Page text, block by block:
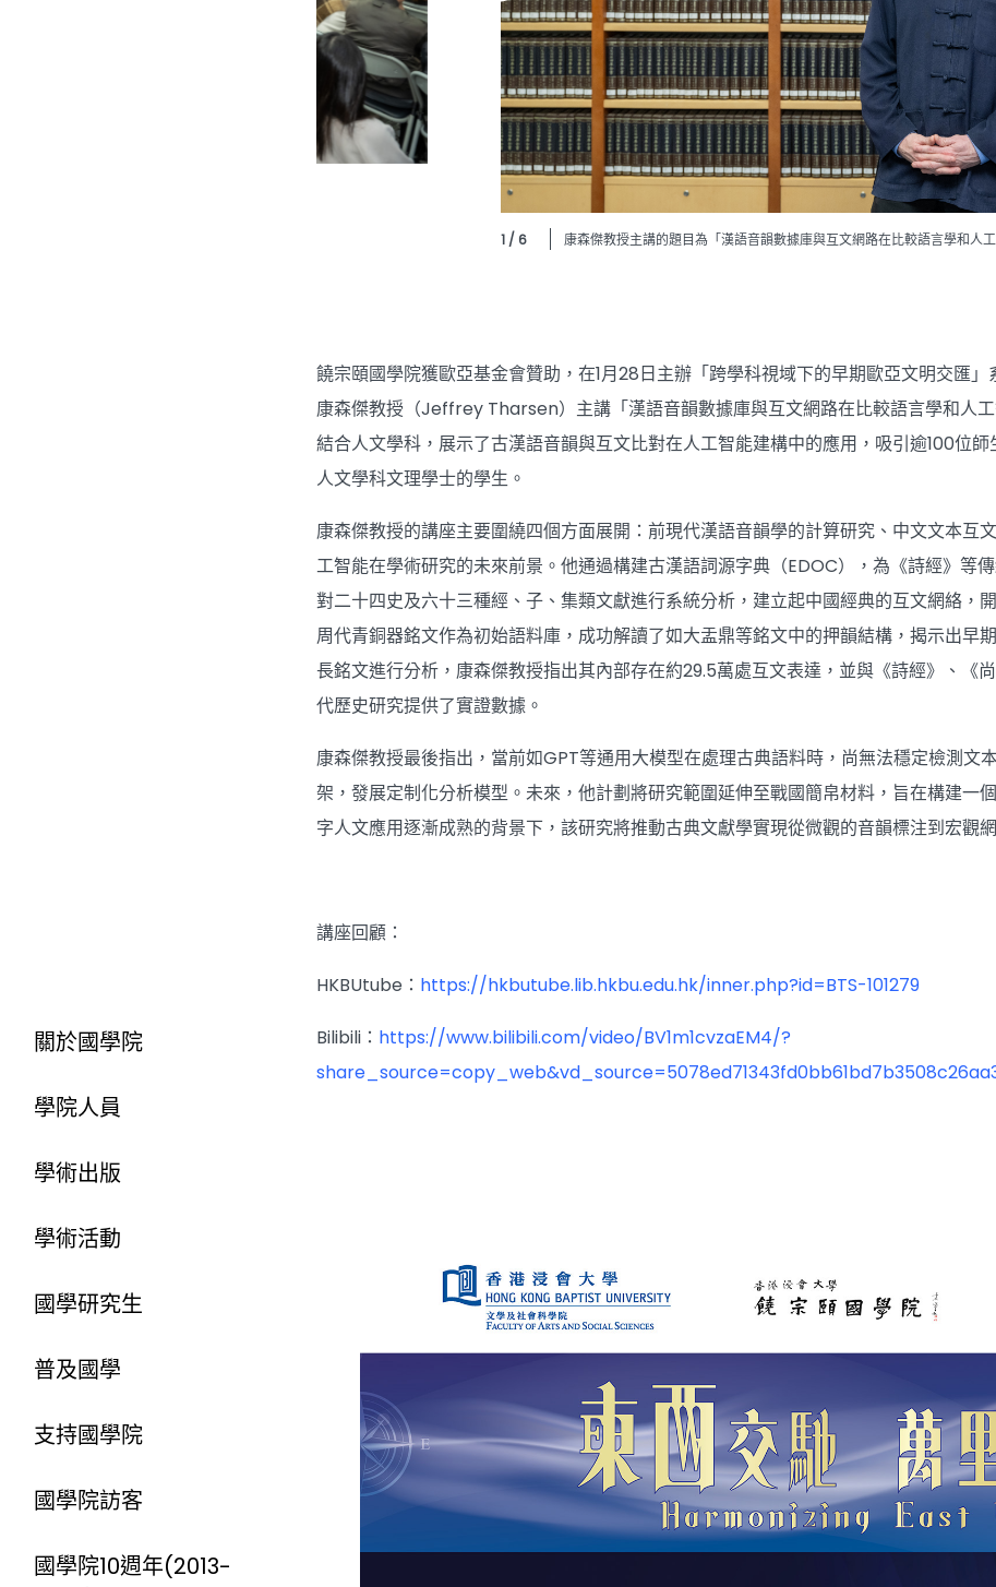
關於國學院
學院人員
學術出版
學術活動
國學研究生
普及國學
支持國學院
國學院訪客
國學院10週年(2013-
1 / 6 康森傑教授主講的題目為「漢語音韻數據庫與互文網路在比較語言學和人工
饒宗頤國學院獲歐亞基金會贊助，在1月28日主辦「跨學科視域下的早期歐亞文明交匯
康森傑教授（Jeffrey Tharsen）主講「漢語音韻數據庫與互文網路在比較語言學和人
結合人文學科，展示了古漢語音韻與互文比對在人工智能建構中的應用，吸引逾100位
人文學科文理學士的學生。
康森傑教授的講座主要圍繞四個方面展開：前現代漢語音韻學的計算研究、中文文本互
工智能在學術研究的未來前景。他通過構建古漢語詞源字典（EDOC），為《詩經》等
對二十四史及六十三種經、子、集類文獻進行系統分析，建立起中國經典的互文網絡，
周代青銅器銘文作為初始語料庫，成功解讀了如大盂鼎等銘文中的押韻結構，揭示出早
長銘文進行分析，康森傑教授指出其內部存在約29.5萬處互文表達，並與《詩經》、《
代歷史研究提供了實證數據。
康森傑教授最後指出，當前如GPT等通用大模型在處理古典語料時，尚無法穩定檢測文
架，發展定制化分析模型。未來，他計劃將研究範圍延伸至戰國簡帛材料，旨在構建一
字人文應用逐漸成熟的背景下，該研究將推動古典文獻學實現從微觀的音韻標注到宏觀
講座回顧：
HKBUtube： https://hkbutube.lib.hkbu.edu.hk/inner.php?id=BTS-101279
Bilibili： https://www.bilibili.com/video/BV1m1cvzaEM4/?